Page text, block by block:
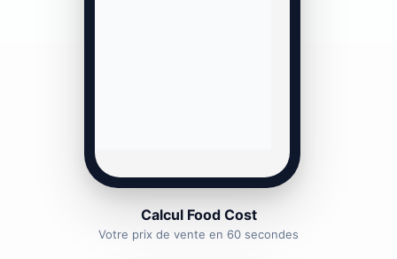
Calcul Food Cost
Votre prix de vente en 60 secondes